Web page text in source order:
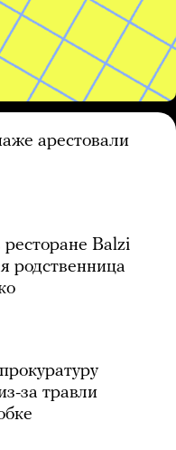
арестовали
ресторане Balzi
родственница
за травли